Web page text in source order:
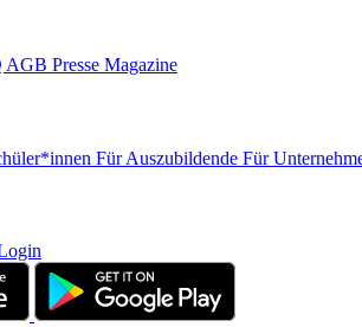
AGB Presse Magazine
Für Auszubildende Für